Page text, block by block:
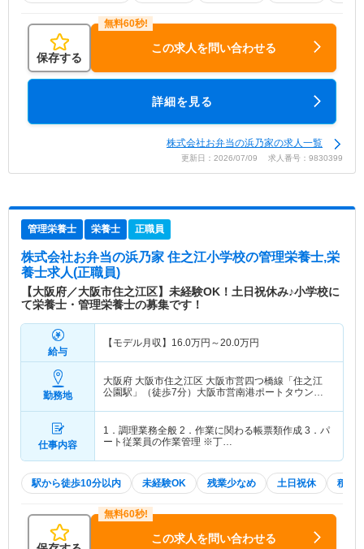
保存する
この求人を問い合わせる
詳細を見る
株式会社お弁当の浜乃家の求人一覧
更新日：2026/07/09 求人番号：9830399
管理栄養士 栄養士 正職員
株式会社お弁当の浜乃家 住之江小学校の管理栄養士,栄
養士求人(正職員)
【大阪府／大阪市住之江区】未経験OK！土日祝休み♪小学校に
て栄養士・管理栄養士の募集です！
給与
【モデル月収】 16.0万円～20.0万円
勤務地
大阪府 大阪市住之江区 大阪市営四つ橋線「住之江
公園駅」（徒歩7分）大阪市営南港ポートタウン線
仕事内容
1．調理業務全般 2．作業に関わる帳票類作成 3．パ
ート従業員の作業管理 ※丁…
駅から徒歩10分以内 未経験OK 残業少なめ 土日祝休 積極
この求人を問い合わせる